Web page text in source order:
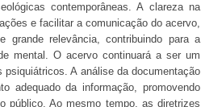
contemporâneas. A clareza na
e facilitar a comunicação do acervo,
grande relevância, contribuindo para a
mental. O acervo continuará a ser um
A análise da documentação
adequado da informação, promovendo
público. Ao mesmo tempo, as diretrizes